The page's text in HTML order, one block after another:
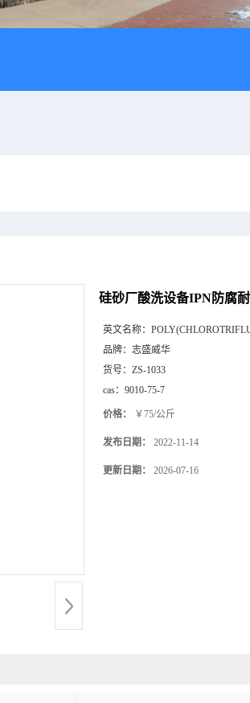
硅砂厂酸洗设备IPN防腐
英文名称：
品牌： 志盛威华
货号： ZS-1033
cas： 9010-75-7
价格： ￥75/公斤
发布日期： 2022-11-14
更新日期： 2026-07-16